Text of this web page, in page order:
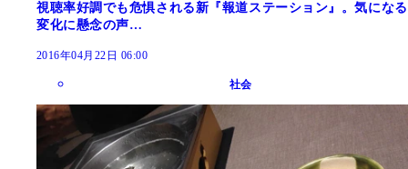
視聴率好調でも危惧される新『報道ステーション』。気になる
変化に懸念の声…
2016年04月22日 06:00
社会